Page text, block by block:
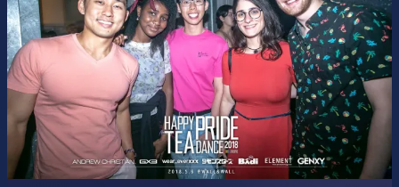
Jagermeister Boy: TAKA
Nothosaur Boy: YUTA
Photographers: Joe / SHUTOBI
Promoter: TOMOKING
Stage Managers: C / SHOWICHIN
Technical Expert: Terako